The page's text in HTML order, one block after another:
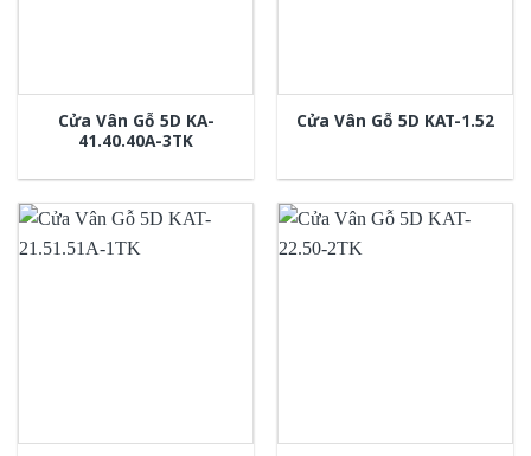
Cửa Vân Gỗ 5D KA-
41.40.40A-3TK
Cửa Vân Gỗ 5D KAT-1.52